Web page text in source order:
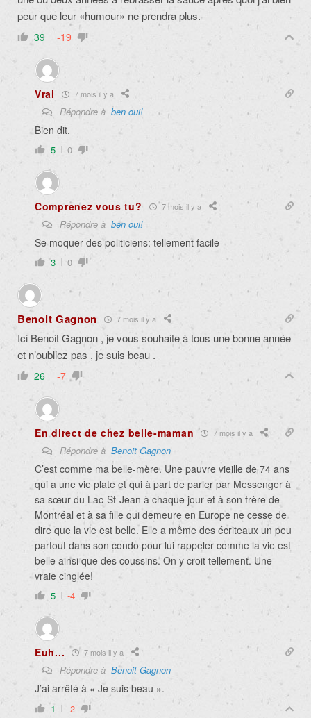
peur que leur «humour» ne prendra plus.
39 -19
Vrai 7 mois il y a
Répondre à ben oui!
Bien dit.
5 0
Comprenez vous tu? 7 mois il y a
Répondre à ben oui!
Se moquer des politiciens: tellement facile
3 0
Benoit Gagnon 7 mois il y a
Ici Benoit Gagnon , je vous souhaite à tous une bonne année
et n’oubliez pas , je suis beau .
26 -7
En direct de chez belle-maman 7 mois il y a
Répondre à Benoit Gagnon
C’est comme ma belle-mère. Une pauvre vieille de 74 ans
qui a une vie plate et qui à part de parler par Messenger à
sa sœur du Lac-St-Jean à chaque jour et à son frère de
Montréal et à sa fille qui demeure en Europe ne cesse de
dire que la vie est belle. Elle a même des écriteaux un peu
partout dans son condo pour lui rappeler comme la vie est
belle ainsi que des coussins. On y croit tellement. Une
vraie cinglée!
5 -4
Euh... 7 mois il y a
Répondre à Benoit Gagnon
J’ai arrêté à « Je suis beau ».
1 -2